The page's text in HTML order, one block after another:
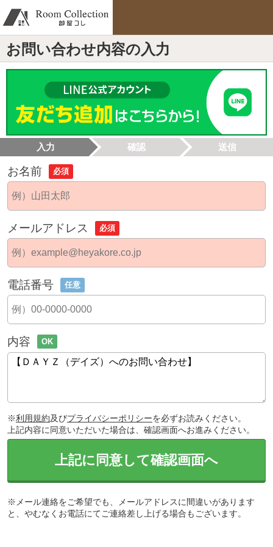
お問い合わせ内容の入力
入力 確認 送信
お名前 必須
メールアドレス 必須
電話番号 任意
内容 OK
※利用規約及びプライバシーポリシーを必ずお読みください。
上記内容に同意いただいた場合は、確認画面へお進みください。
上記に同意して確認画面へ
※メール連絡をご希望でも、メールアドレスに間違いがあります
と、やむなくお電話にてご連絡差し上げる場合もございます。